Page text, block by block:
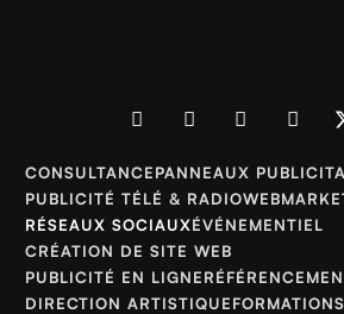
CONSULTANCEPANNEAUX
PUBLICITÉ TÉLÉ & RADIO
RÉSEAUX SOCIAUXÉVÉNEMENTIEL
CRÉATION DE SITE WEB
PUBLICITÉ EN LIGNE
DIRECTION ARTISTIQUE